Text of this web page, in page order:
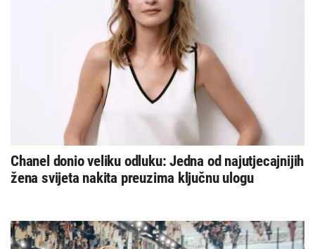
Chanel donio veliku odluku: Jedna od najutjecajnijih
žena svijeta nakita preuzima ključnu ulogu